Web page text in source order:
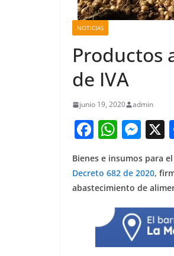
NOTICIAS
Productos
de IVA
junio 19, 2020 admin
F
c
e
o
o
W
at
s
A
p
p
M
ss
e
n
g
er
Bienes e insumos para
Decreto 682 de 2020,
abastecimiento de